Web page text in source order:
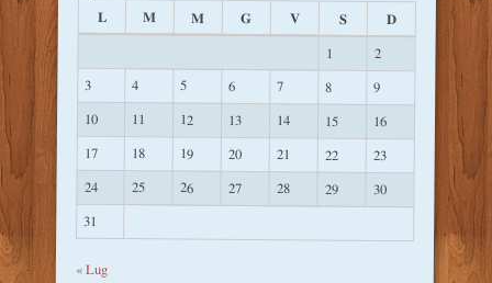
L M M G V S D
1
2
3
4 5 6 7 8 9
10 11 12 13 14 15
16
17
18 19 20 21 22
23
24
25 26 27 28 29
30
31
« Lug